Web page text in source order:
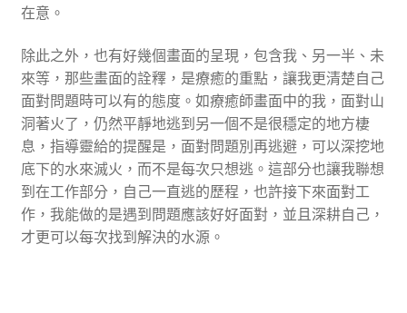
在意。
除此之外，也有好幾個畫面的呈現，包含我、另一半、未
來等，那些畫面的詮釋，是療癒的重點，讓我更清楚自己
面對問題時可以有的態度。如療癒師畫面中的我，面對山
洞著火了，仍然平靜地逃到另一個不是很穩定的地方棲
息，指導靈給的提醒是，面對問題別再逃避，可以深挖地
底下的水來滅火，而不是每次只想逃。這部分也讓我聯想
到在工作部分，自己一直逃的歷程，也許接下來面對工
作，我能做的是遇到問題應該好好面對，並且深耕自己，
才更可以每次找到解決的水源。